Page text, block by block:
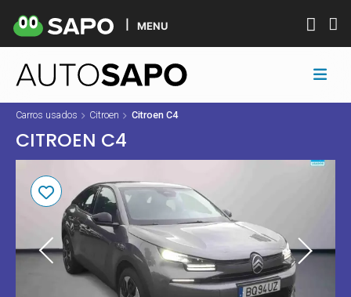
MENU
Carros usados Citroen Citroen C4
CITROEN C4